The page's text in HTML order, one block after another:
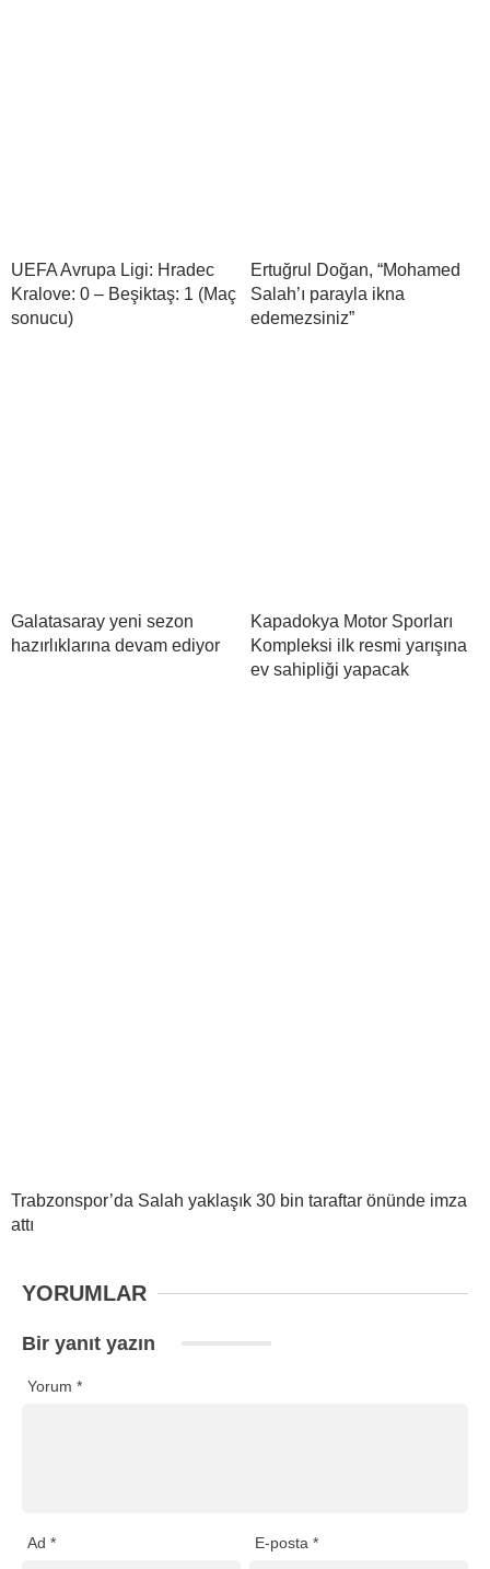
UEFA Avrupa Ligi: Hradec
Kralove: 0 – Beşiktaş: 1 (Maç
sonucu)
Ertuğrul Doğan, “Mohamed
Salah’ı parayla ikna
edemezsiniz”
Galatasaray yeni sezon
hazırlıklarına devam ediyor
Kapadokya Motor Sporları
Kompleksi ilk resmi yarışına
ev sahipliği yapacak
Trabzonspor’da Salah yaklaşık 30 bin taraftar önünde imza
attı
YORUMLAR
Bir yanıt yazın
Yorum *
Ad * E-posta*